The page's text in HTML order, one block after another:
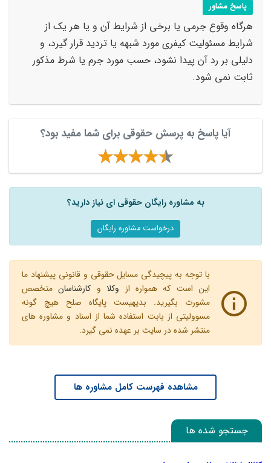
پاسخ مشاور
هرگاه وقوع جرمی یا برخی از شرایط آن و یا هر یک از
شرایط مسئولیت کیفری مورد شبهه یا تردید قرار گیرد، و
دلیلی بر رد آن پیدا نشود، حسب مورد جرم یا شرط مذکور
ثابت نمی شود.
آیا پاسخ به پرسش حقوقی برای شما مفید بود؟
به مشاوره رایگان حقوقی ای نیاز دارید؟
درخواست مشاوره رایگان
با توجه به پیچیدگی مسایل حقوقی و قانونی پیشنهاد ما
این است که همواره از وکلاو کارشناسانمتخصص
مشورت بگیرید. بدیهیست پایگاه صلح هیچ گونه
مسوولیتی از بابت استفاده شما از اسناد و مشاوره های
منتشر شده در سایت بر عهده نمی گیرد.
مشاهده فهرست کامل مشاوره ها
جستجو شده ها